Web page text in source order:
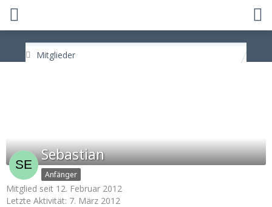
Mitglieder
Sebastian
Anfänger
Mitglied seit 12. Februar 2012
Letzte Aktivität: 7. März 2012